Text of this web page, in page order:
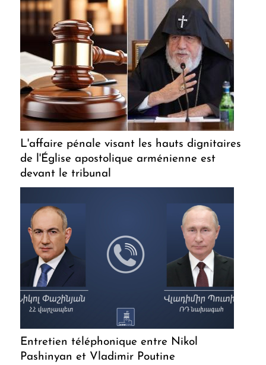
L'affaire pénale visant les hauts dignitaires
de l'Église apostolique arménienne est
devant le tribunal
Entretien téléphonique entre Nikol
Pashinyan et Vladimir Poutine